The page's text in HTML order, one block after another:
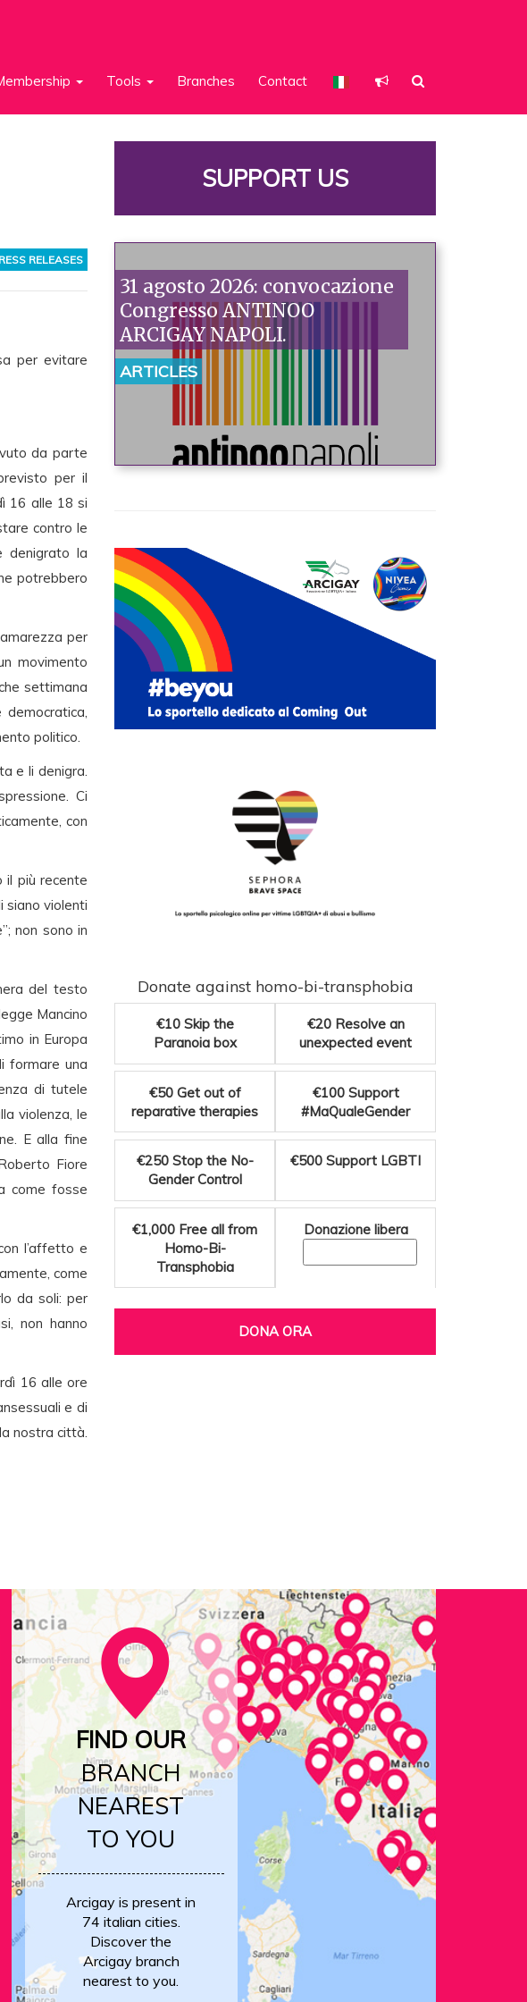
Tools Branches Contact
RELEASES
per evitare
da parte
per il
16 alle 18 si
contro le
denigrato la
potrebbero
per
movimento
settimana
politico.
e li denigra.
Ci
con
il più recente
siano violenti
non sono in
del testo
Mancino
in Europa
formare una
di tutele
violenza, le
E alla fine
Fiore
come fosse
l’affetto e
come
da soli: per
non hanno
16 alle ore
e di
nostra città.
SUPPORT US
31 agosto 2026: convocazione
Congresso ANTINOO
ARCIGAY NAPOLI.
ARTICLES
Donate against homo-bi-transphobia
€10 Skip the
Paranoia box
€20 Resolve an
unexpected event
€50 Get out of
reparative therapies
€100 Support
#MaQualeGender
€250 Stop the No-
Gender Control
€500 Support LGBTI
€1,000 Free all from
Homo-Bi-
Transphobia
Donazione libera
DONA ORA
FIND OUR
BRANCH
NEAREST
TO YOU
Arcigay is present in
74 italian cities.
Discover the
Arcigay branch
nearest to you.